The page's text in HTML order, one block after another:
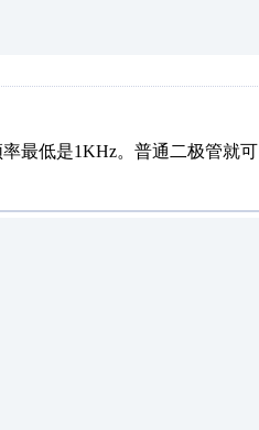
最低是1KHz。普通二极管就